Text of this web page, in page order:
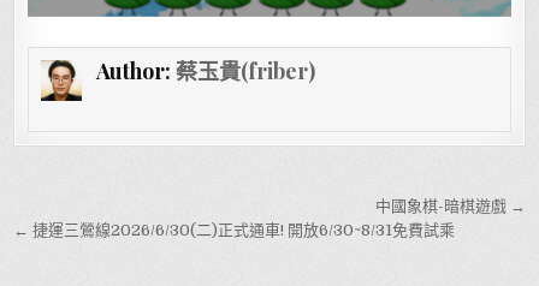
Author: 蔡玉貴(friber)
中國象棋-暗棋遊戲 →
← 捷運三鶯線2026/6/30(二)正式通車! 開放6/30~8/31免費試乘